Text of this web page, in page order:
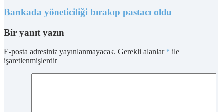
Bankada yöneticiliği bırakıp pastacı oldu
Bir yanıt yazın
E-posta adresiniz yayınlanmayacak. Gerekli alanlar * ile
işaretlenmişlerdir